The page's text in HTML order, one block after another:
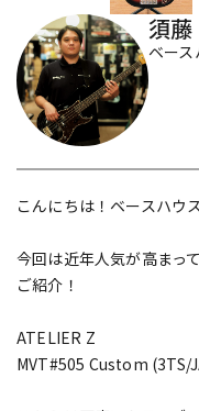
須藤
ベー
こんにちは！ベースハウ
今回は近年人気が高まっ
ご紹介！
ATELIER Z
MVT#505 Custom (3TS/